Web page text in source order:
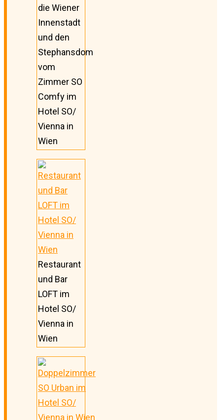
die Wiener
Innenstadt
und den
Stephansdom
vom
Zimmer SO
Comfy im
Hotel SO/
Vienna in
Wien
Restaurant
und Bar
LOFT im
Hotel SO/
Vienna in
Wien